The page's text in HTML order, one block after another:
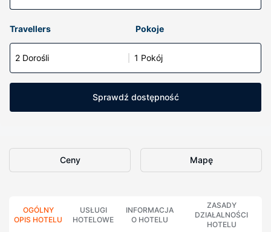
Travellers Pokoje
2 Dorośli 1 Pokój
Sprawdź dostępność
Ceny Mapę
OGÓLNY
OPIS HOTELU
USŁUGI
HOTELOWE
INFORMACJA
O HOTELU
ZASADY
DZIAŁALNOŚCI
HOTELU